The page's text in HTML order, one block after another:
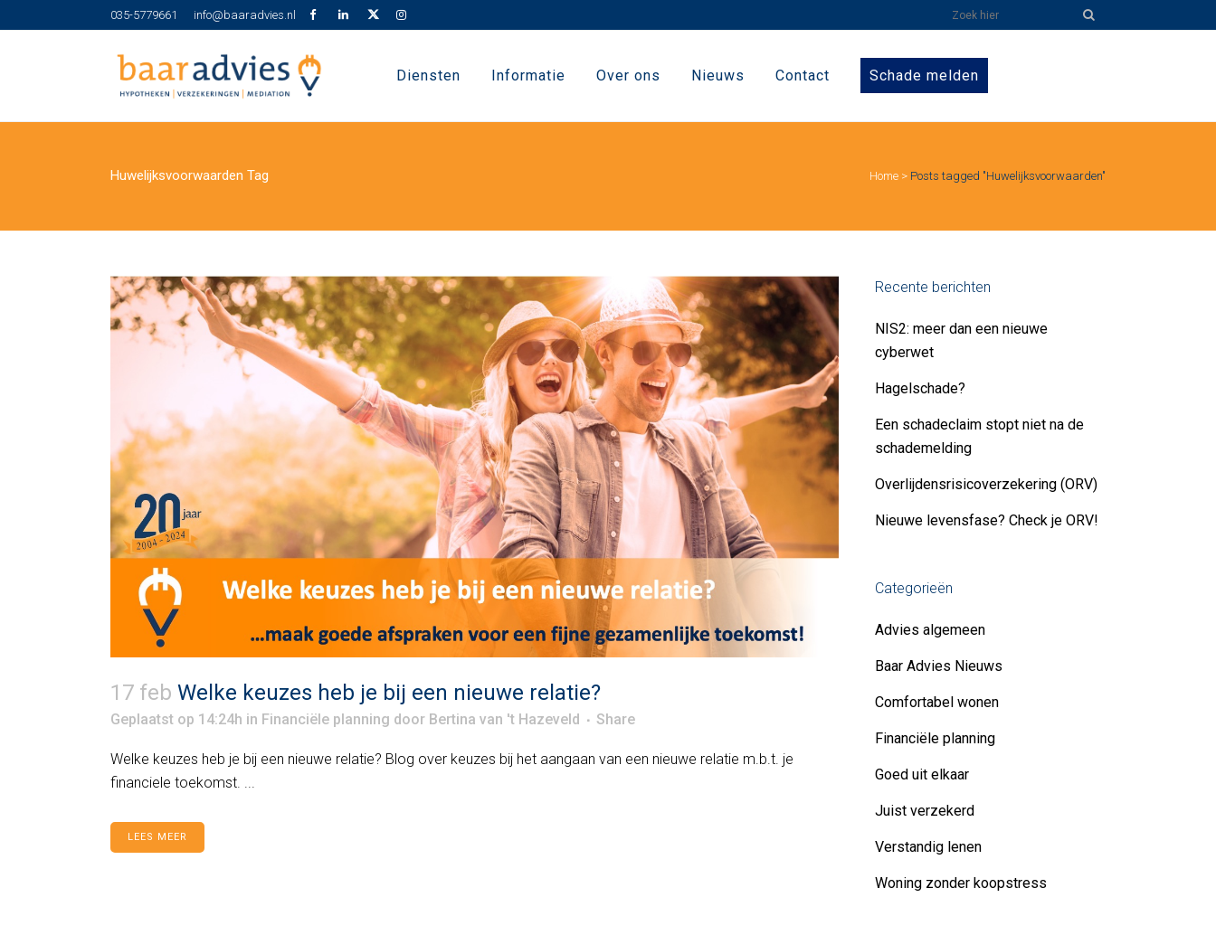
035-5779661 info@baaradvies.nl
Diensten Informatie Over ons Nieuws Contact Schade melden
Huwelijksvoorwaarden Tag Home > Posts tagged "Huwelijksvoorwaarden"
17 feb Welke keuzes heb je bij een nieuwe relatie?
Geplaatst op 14:24h in Financiële planning door Bertina van 't Hazeveld Share
Welke keuzes heb je bij een nieuwe relatie? Blog over keuzes bij het aangaan van een nieuwe relatie m.b.t. je
financiele toekomst. ...
LEES MEER
Recente berichten
NIS2: meer dan een nieuwe
cyberwet
Hagelschade?
Een schadeclaim stopt niet na de
schademelding
Overlijdensrisicoverzekering (ORV)
Nieuwe levensfase? Check je ORV!
Categorieën
Advies algemeen
Baar Advies Nieuws
Comfortabel wonen
Financiële planning
Goed uit elkaar
Juist verzekerd
Verstandig lenen
Woning zonder koopstress